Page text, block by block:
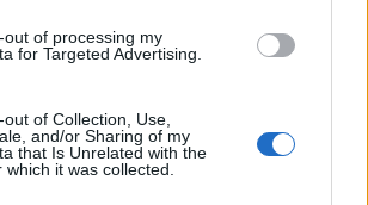
out of processing my
for Targeted Advertising.
of Collection, Use,
and/or Sharing of my
that Is Unrelated with the
it was collected.
desde finales del Siglo
del XIX con la revolución
sus principios fundacionales de
apartidismo y pluralidad, el
la fusión entre la